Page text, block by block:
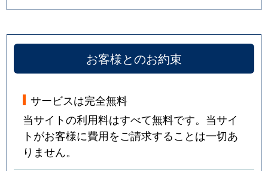
お客様とのお約束
サービスは完全無料
当サイトの利用料はすべて無料です。当サイ
トがお客様に費用をご請求することは一切あ
りません。